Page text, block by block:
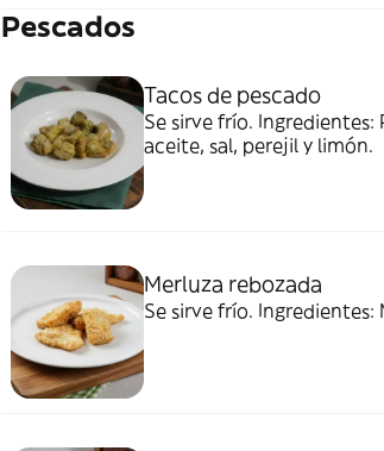
Pescados
Tacos de pescado
Se sirve frío.
aceite, sal, perejil y limón.
Merluza rebozada
Se sirve frío. Ingredientes: